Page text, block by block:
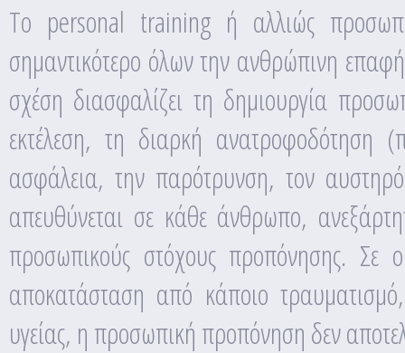
Το personal training ή αλλιώς
σημαντικότερο όλων την ανθρώπινη
σχέση διασφαλίζει τη δημιουργία
εκτέλεση, τη διαρκή ανατροφοδότηση
ασφάλεια, την παρότρυνση, τον
απευθύνεται σε κάθε άνθρωπο,
προσωπικούς στόχους προπόνησης. Σε
αποκατάσταση από κάποιο
υγείας, η προσωπική προπόνηση δεν